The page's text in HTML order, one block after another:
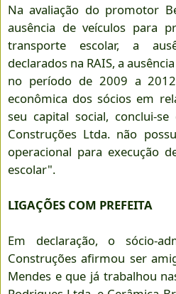
Na avaliação do promotor
ausência de veículos para
transporte escolar, a
declarados na RAIS, a
no período de 2009 a
econômica dos sócios em
seu capital social, conclui-
Construções Ltda. não
operacional para execução
escolar".
LIGAÇÕES COM PREFEITA
Em declaração, o sócio-
Construções afirmou ser
Mendes e que já trabalhou